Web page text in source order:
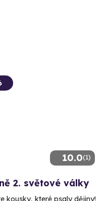
10.0(1)
2. světové války